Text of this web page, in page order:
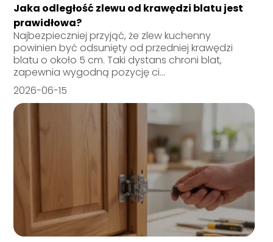
Jaka odległość zlewu od krawędzi blatu jest
prawidłowa?
Najbezpieczniej przyjąć, że zlew kuchenny
powinien być odsunięty od przedniej krawędzi
blatu o około 5 cm. Taki dystans chroni blat,
zapewnia wygodną pozycję ci...
2026-06-15